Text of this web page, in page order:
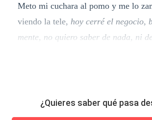
Meto mi cuchara al pomo y me lo
viendo la tele, hoy cerré el negocio,
mente, no quiero saber de nada, ni
¿Quieres saber qué pasa